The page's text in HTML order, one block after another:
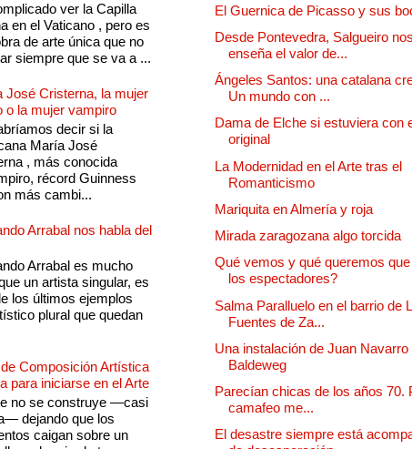
ver la Capilla
en el Vaticano , pero es
de arte única que no
siempre que se va a ...
José Cristerna, la mujer
o la mujer vampiro
decir si la
María José
, más conocida
récord Guinness
más cambi...
Arrabal nos habla del
Arrabal es mucho
un artista singular, es
los últimos ejemplos
plural que quedan
Composición Artística
para iniciarse en el Arte
no se construye —casi
dejando que los
caigan sobre un
El Guernica de Picasso y sus
Desde Pontevedra, Salgueiro nos
enseña el valor de...
Ángeles Santos: una catalana
Un mundo con ...
Dama de Elche si estuviera con
original
La Modernidad en el Arte tras el
Romanticismo
Mariquita en Almería y roja
Mirada zaragozana algo torcida
Qué vemos y qué queremos
los espectadores?
Salma Paralluelo en el barrio de
Fuentes de Za...
Una instalación de Juan Navarro
Baldeweg
Parecían chicas de los años 70.
camafeo me...
El desastre siempre está